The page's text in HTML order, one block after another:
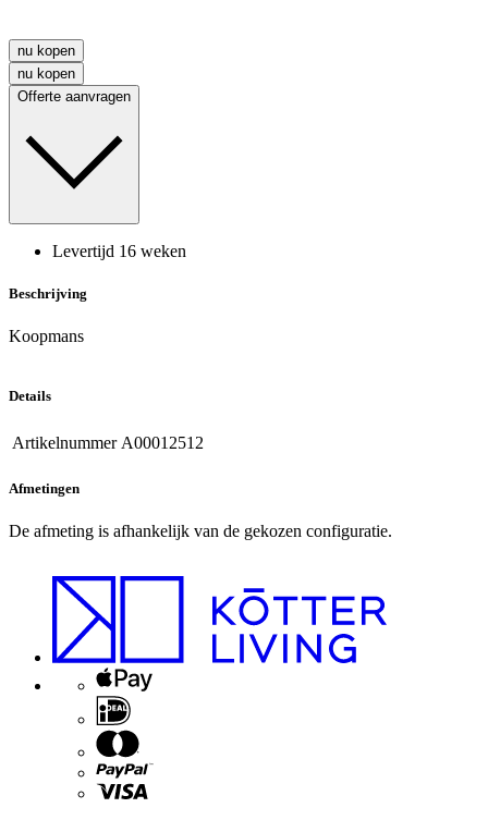
nu kopen
nu kopen
Offerte aanvragen
Levertijd 16 weken
Beschrijving
Koopmans
Details
Artikelnummer A00012512
Afmetingen
De afmeting is afhankelijk van de gekozen configuratie.